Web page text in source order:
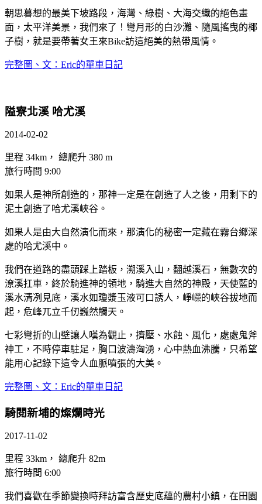
朝思暮想的最美下坡路段，海灣、綠樹、大海交織的絕色畫
面，太平洋美景，我們來了！彎月形的白沙灘、隨風搖曳的椰
子樹，就是要帶著女王來Bike訪這絕美的熱帶風情。
完整圖、文：Eric的單車日記
隘寮北溪 哈尤溪
2014-02-02
里程 34km， 總爬升 380 m
旅行時間 9:00
如果人是神所創造的，那神一定是在創造了人之後，用剩下的
泥土創造了哈尤溪峽谷。
如果人是由大自然演化而來，那演化的秘密一定藏在霧台鄉深
處的哈尤溪中。
我們在道路的盡頭踩上踏板，溯溪入山，翻越溪石，無數次的
潦溪扛車，終於騎進神的領地，騎進大自然的神殿，天使藍的
溪水清冽見底，溪水如瓊漿玉液可口誘人，崢嶸的峽谷拔地而
起，危峰兀立千仞巍然觸天。
七彩彎折的山壁讓人嘆為觀止，擠壓、水蝕、風化，處處鬼斧
神工，不時停車駐足，胸口波濤洶湧，心中熱血沸騰，只希望
能用心記錄下這令人血脈噴張的大美。
完整圖、文：Eric的單車日記
騎閱新埔的燦爛時光
2017-11-02
里程 33km， 總爬升 82m
旅行時間 6:00
我們喜歡在季節變換時拜訪富含歷史底蘊的農村小鎮，在田園